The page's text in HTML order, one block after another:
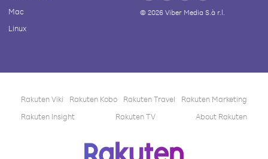
Mac
Linux
© 2026Viber Media S.à r.l.
Rakuten Viki Rakuten Kobo Rakuten Travel
Rakuten Marketing
Rakuten Insight
Rakuten TV About Rakuten